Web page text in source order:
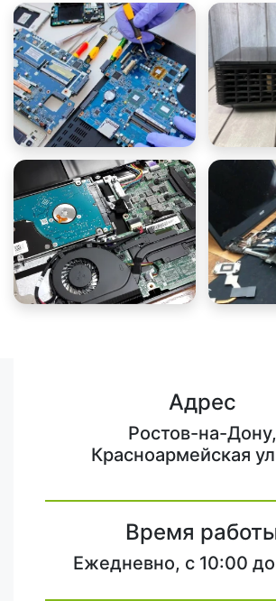
Адрес
Ростов-на-Дону,
Красноармейская
Время
Ежедневно, с 10:00